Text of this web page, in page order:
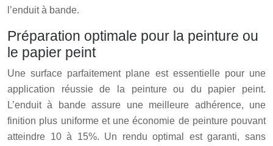
l’enduit à bande.
Préparation optimale pour la peinture ou
le papier peint
Une surface parfaitement plane est essentielle pour une
application réussie de la peinture ou du papier peint.
L’enduit à bande assure une meilleure adhérence, une
finition plus uniforme et une économie de peinture pouvant
atteindre 10 à 15%. Un rendu optimal est garanti, sans